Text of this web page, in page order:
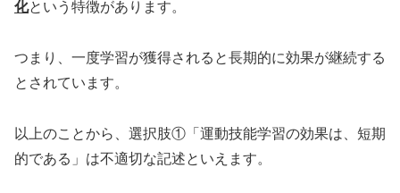
化という特徴があります。
つまり、一度学習が獲得されると長期的に効果が継続する
とされています。
以上のことから、選択肢①「運動技能学習の効果は、短期
的である」は不適切な記述といえます。